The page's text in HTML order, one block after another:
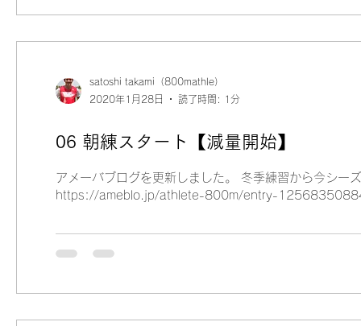
satoshi takami（800mathle）
2020年1月28日
読了時間: 1分
06 朝練スタート【減量開始】
アメーバブログを更新しました。 冬季練習から今シ
https://ameblo.jp/athlete-800m/entry-